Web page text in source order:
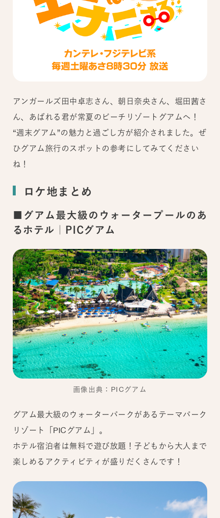
アンガールズ田中卓志さん、朝日奈央さん、堀田茜さ
ん、あばれる君が常夏のビーチリゾートグアムへ！
“週末グアム”の魅力と過ごし方が紹介されました。ぜ
ひグアム旅行のスポットの参考にしてみてください
ね！
ロケ地まとめ
■グアム最大級のウォータープールのあ
るホテル｜PICグアム
画像出典：PICグアム
グアム最大級のウォーターパークがあるテーマパーク
リゾート「PICグアム」。
ホテル宿泊者は無料で遊び放題！子どもから大人まで
楽しめるアクティビティが盛りだくさんです！